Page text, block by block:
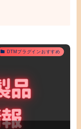
DTMプラグインおすすめ